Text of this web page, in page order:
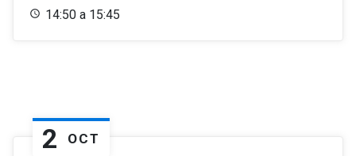
14:50 a 15:45
2 OCT